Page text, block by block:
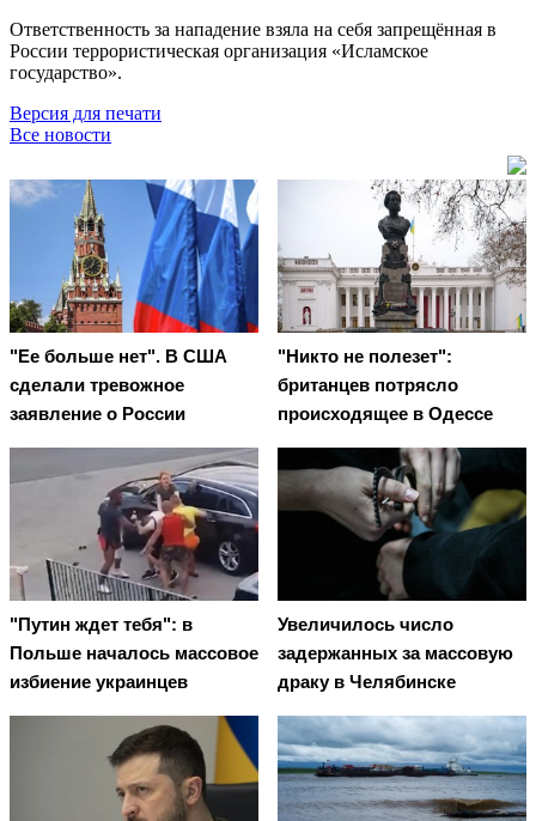
Ответственность за нападение взяла на себя запрещённая в
России террористическая организация «Исламское
государство».
Версия для печати
Все новости
"Ее больше нет". В США
сделали тревожное
заявление о России
"Никто не полезет":
британцев потрясло
происходящее в Одессе
"Путин ждет тебя": в
Польше началось массовое
избиение украинцев
Увеличилось число
задержанных за массовую
драку в Челябинске